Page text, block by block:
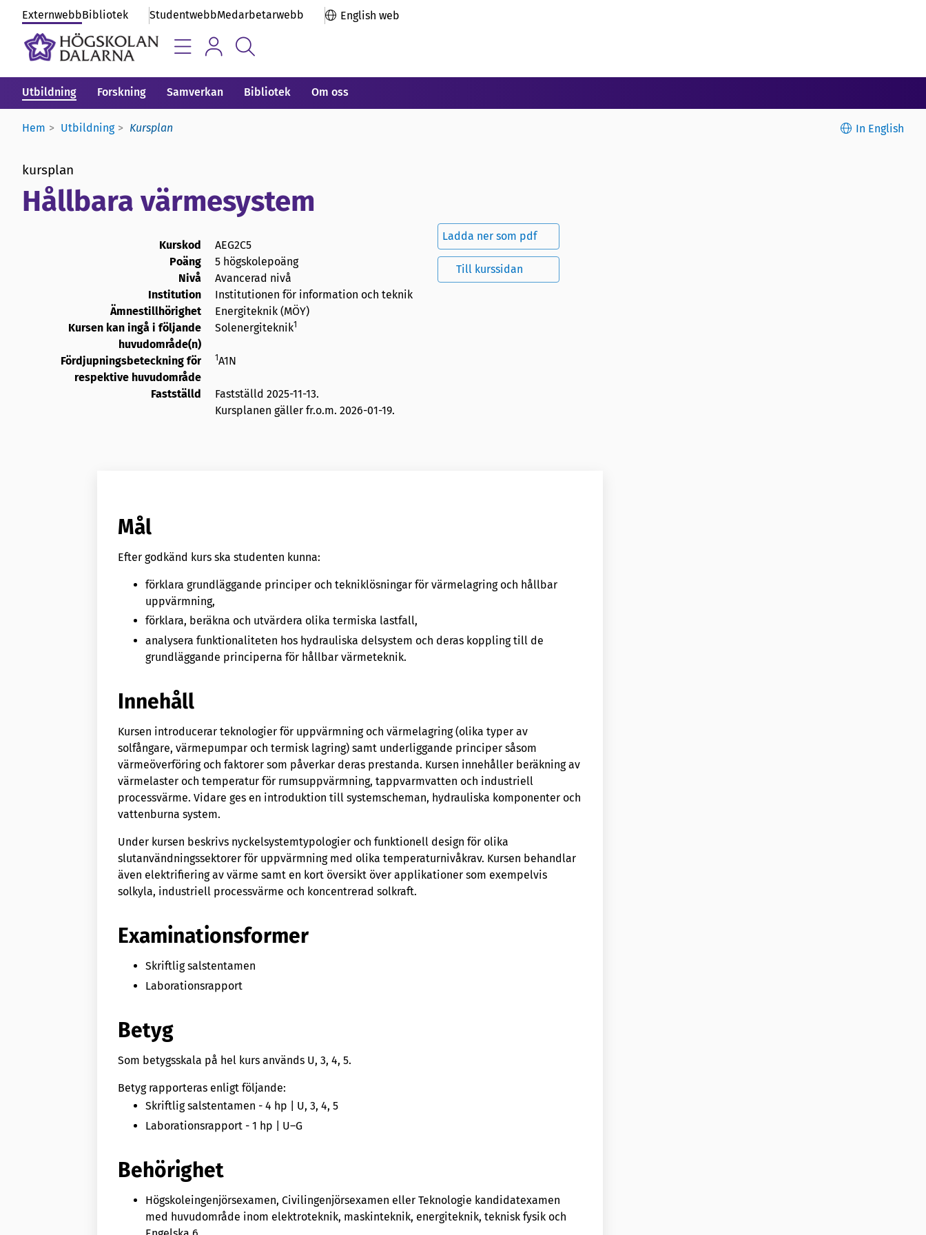
ExternwebbBibliotek StudentwebbMedarbetarwebb English web
Utbildning Forskning Samverkan Bibliotek Om oss
Hem Utbildning Kursplan In English
kursplan
Hållbara värmesystem
Kurskod
AEG2C5
Poäng
5 högskolepoäng
Nivå
Avancerad nivå
Institution
Institutionen för information och teknik
Ämnestillhörighet
Energiteknik (MÖY)
Kursen kan ingå i följande
huvudområde(n)
Solenergiteknik1
Fördjupningsbeteckning för
respektive huvudområde
1A1N
Fastställd Fastställd 2025-11-13.
Kursplanen gäller fr.o.m. 2026-01-19.
Ladda ner som pdf
Till kurssidan
Mål
Efter godkänd kurs ska studenten kunna:
förklara grundläggande principer och tekniklösningar för värmelagring och hållbar
uppvärmning,
förklara, beräkna och utvärdera olika termiska lastfall,
analysera funktionaliteten hos hydrauliska delsystem och deras koppling till de
grundläggande principerna för hållbar värmeteknik.
Innehåll
Kursen introducerar teknologier för uppvärmning och värmelagring (olika typer av
solfångare, värmepumpar och termisk lagring) samt underliggande principer såsom
värmeöverföring och faktorer som påverkar deras prestanda. Kursen innehåller beräkning av
värmelaster och temperatur för rumsuppvärmning, tappvarmvatten och industriell
processvärme. Vidare ges en introduktion till systemscheman, hydrauliska komponenter och
vattenburna system.
Under kursen beskrivs nyckelsystemtypologier och funktionell design för olika
slutanvändningssektorer för uppvärmning med olika temperaturnivåkrav. Kursen behandlar
även elektrifiering av värme samt en kort översikt över applikationer som exempelvis
solkyla, industriell processvärme och koncentrerad solkraft.
Examinationsformer
Skriftlig salstentamen
Laborationsrapport
Betyg
Som betygsskala på hel kurs används U, 3, 4, 5.
Betyg rapporteras enligt följande:
Skriftlig salstentamen - 4 hp | U, 3, 4, 5
Laborationsrapport - 1 hp | U–G
Behörighet
Högskoleingenjörsexamen, Civilingenjörsexamen eller Teknologie kandidatexamen
med huvudområde inom elektroteknik, maskinteknik, energiteknik, teknisk fysik och